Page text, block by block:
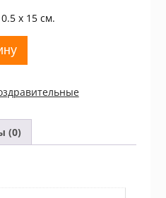
х 15 см.
(0)